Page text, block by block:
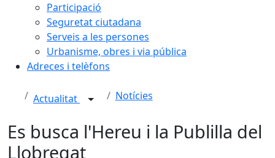
Participació
Seguretat ciutadana
Serveis a les persones
Urbanisme, obres i via pública
Adreces i telèfons
Actualitat Notícies
Es busca l'Hereu i la Publilla del
Llobregat